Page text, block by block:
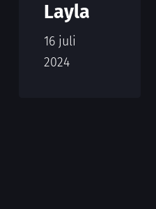
Layla
16 juli
2024